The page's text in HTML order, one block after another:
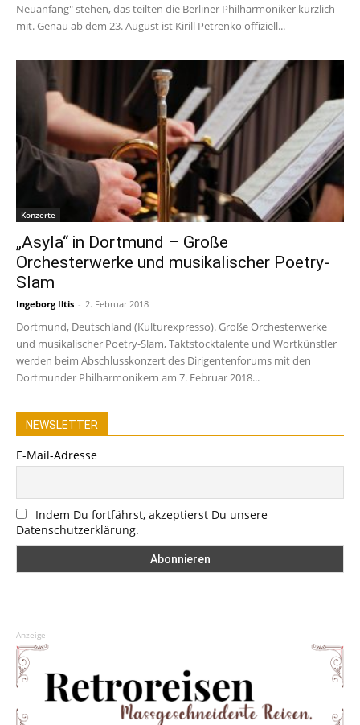
Neuanfang" stehen, das teilten die Berliner Philharmoniker kürzlich
mit. Genau ab dem 23. August ist Kirill Petrenko offiziell...
Konzerte
„Asyla“ in Dortmund – Große
Orchesterwerke und musikalischer Poetry-
Slam
Ingeborg Iltis - 2. Februar 2018
Dortmund, Deutschland (Kulturexpresso). Große Orchesterwerke
und musikalischer Poetry-Slam, Taktstocktalente und Wortkünstler
werden beim Abschlusskonzert des Dirigentenforums mit den
Dortmunder Philharmonikern am 7. Februar 2018...
NEWSLETTER
E-Mail-Adresse
Indem Du fortfährst, akzeptierst Du unsere
Datenschutzerklärung.
Anzeige